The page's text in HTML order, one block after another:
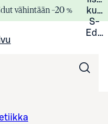
vähintään –20 %
S-